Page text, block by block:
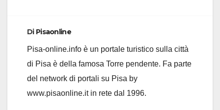
Di Pisaonline
Pisa-online.info è un portale turistico sulla città
di Pisa è della famosa Torre pendente. Fa parte
del network di portali su Pisa by
www.pisaonline.it in rete dal 1996.